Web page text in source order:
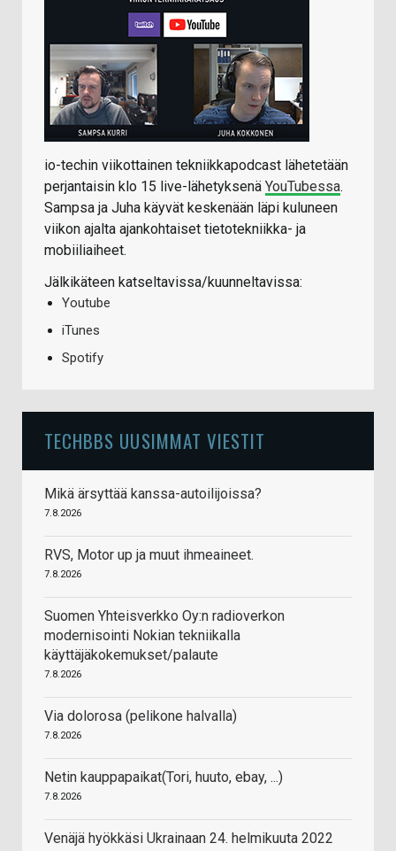
io-techin viikottainen tekniikkapodcast lähetetään
perjantaisin klo 15 live-lähetyksenä YouTubessa.
Sampsa ja Juha käyvät keskenään läpi kuluneen
viikon ajalta ajankohtaiset tietotekniikka- ja
mobiiliaiheet.
Jälkikäteen katseltavissa/kuunneltavissa:
Youtube
iTunes
Spotify
TECHBBS UUSIMMAT VIESTIT
Mikä ärsyttää kanssa-autoilijoissa?
7.8.2026
RVS, Motor up ja muut ihmeaineet.
7.8.2026
Suomen Yhteisverkko Oy:n radioverkon
modernisointi Nokian tekniikalla
käyttäjäkokemukset/palaute
7.8.2026
Via dolorosa (pelikone halvalla)
7.8.2026
Netin kauppapaikat(Tori, huuto, ebay, ...)
7.8.2026
Venäjä hyökkäsi Ukrainaan 24. helmikuuta 2022